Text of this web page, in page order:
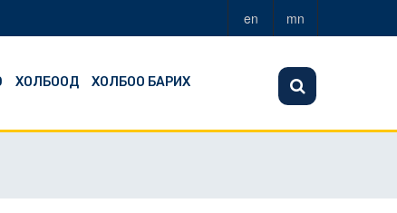
en mn
ХОЛБООД ХОЛБОО БАРИХ